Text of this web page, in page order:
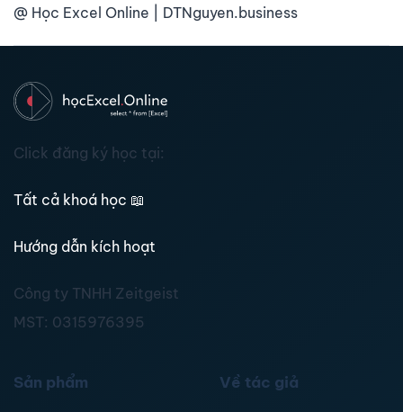
@ Học Excel Online | DTNguyen.business
Click đăng ký học tại:
Tất cả khoá học 📖
Hướng dẫn kích hoạt
Công ty TNHH Zeitgeist
MST: 0315976395
Sản phẩm Về tác giả